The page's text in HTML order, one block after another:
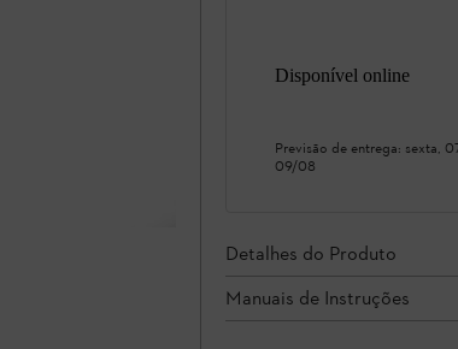
Disponível online
Previsão de entrega: sexta,
09/08
Detalhes do Produto
Manuais de Instruções